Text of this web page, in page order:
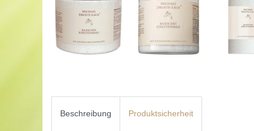
Beschreibung Produktsicherheit